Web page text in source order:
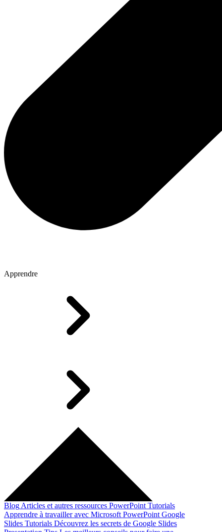
Apprendre
Blog Articles et autres ressources PowerPoint Tutorials
Apprendre à travailler avec Microsoft PowerPoint Google
Slides Tutorials Découvrez les secrets de Google Slides